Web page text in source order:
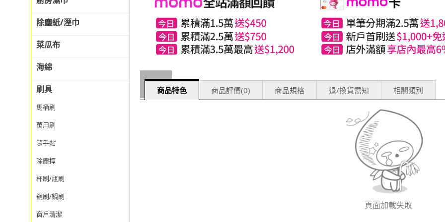
除塵紙/溼巾
菜瓜布
海綿
刷具
馬桶刷
萬用刷
隨手黏
除塵撢
杯刷/瓶刷
鋼刷/鍋刷
窗戶清潔
商品特色 商品評價(0) 商品規格 退/換貨需知 相關類別
頁面加載失敗